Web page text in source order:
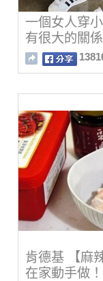
一個女人穿
有很大的關係
肯德基 【麻
在家動手做